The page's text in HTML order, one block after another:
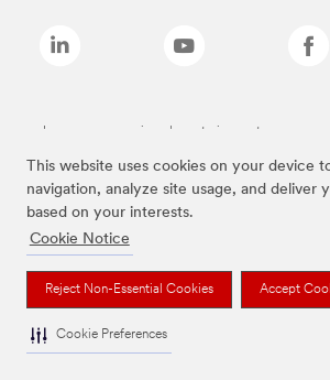
This website uses cookies on your device
navigation, analyze site usage, and deliver
based on your interests.
Cookie Notice
Reject Non-Essential Cookies Accept
Cookie Preferences
Las marcas mencionadas anteriormente son